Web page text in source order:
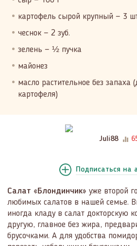
картофель сырой крупный — 3
чеснок — 2 зуб.
зелень — ½ пучка
майонез
масло растительное без запаха
картофеля)
Juli88
Подписаться на
Салат «Блондинчик» уже второй
любимых салатов в нашей семье.
иногда кладу в салат докторскую
другую, главное без жира,
брусочками. А для удобства